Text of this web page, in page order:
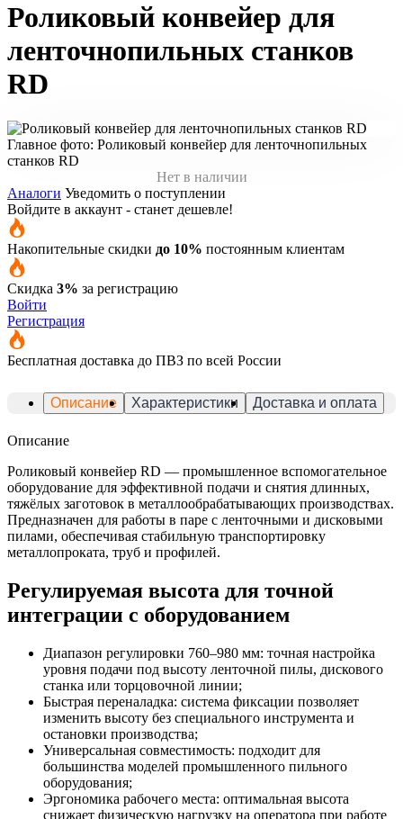
Роликовый конвейер для
ленточнопильных станков
RD
Главное фото: Роликовый конвейер для ленточнопильных
станков RD
Нет в наличии
Аналоги Уведомить о поступлении
Войдите в аккаунт - станет дешевле!
Накопительные скидки до 10% постоянным клиентам
Скидка 3% за регистрацию
Войти
Регистрация
Бесплатная доставка до ПВЗ по всей России
Описание Характеристики Доставка и оплата
Описание
Роликовый конвейер RD — промышленное вспомогательное
оборудование для эффективной подачи и снятия длинных,
тяжёлых заготовок в металлообрабатывающих производствах.
Предназначен для работы в паре с ленточными и дисковыми
пилами, обеспечивая стабильную транспортировку
металлопроката, труб и профилей.
Регулируемая высота для точной
интеграции с оборудованием
Диапазон регулировки 760–980 мм: точная настройка
уровня подачи под высоту ленточной пилы, дискового
станка или торцовочной линии;
Быстрая переналадка: система фиксации позволяет
изменить высоту без специального инструмента и
остановки производства;
Универсальная совместимость: подходит для
большинства моделей промышленного пильного
оборудования;
Эргономика рабочего места: оптимальная высота
снижает физическую нагрузку на оператора при работе